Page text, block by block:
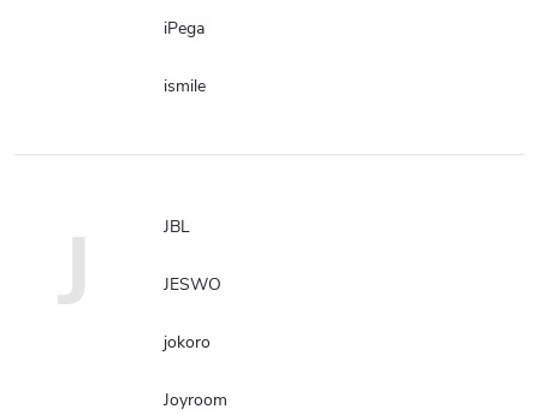
iPega
ismile
J JBL
JESWO
jokoro
Joyroom